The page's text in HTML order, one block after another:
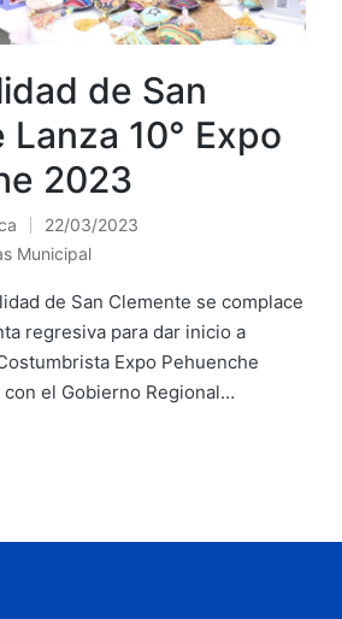
de San
10° Expo
2023
22/03/2023
Municipal
de San Clemente se complace
regresiva para dar inicio a
Expo Pehuenche
el Gobierno Regional…